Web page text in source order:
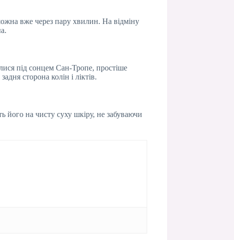
вже через пару хвилин. На відміну
під сонцем Сан-Тропе, простіше
сторона колін і ліктів.
його на чисту суху шкіру, не забуваючи